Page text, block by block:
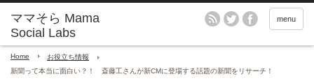
menu
Home
お役立ち情報
新聞って本当に面白い？！ 斎藤工さんが新CMに登場する話題の新聞をリサーチ！